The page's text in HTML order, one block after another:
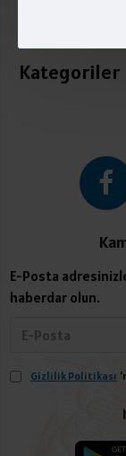
Kategoriler
E-Posta
haberdar olun.
Gizlilik Politikası